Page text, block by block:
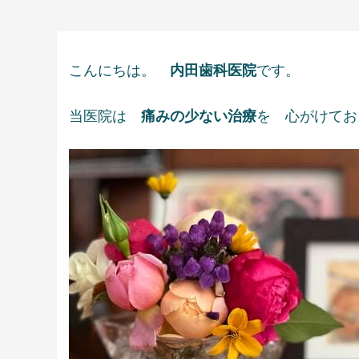
こんにちは。 内田歯科医院です。
当医院は 痛みの少ない治療を 心がけてお